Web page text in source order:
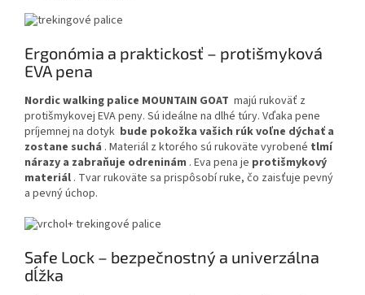
Ergonómia a praktickosť – protišmyková
EVA pena
Nordic walking palice MOUNTAIN GOAT majú rukoväť z
protišmykovej EVA peny. Sú ideálne na dlhé túry. Vďaka pene
príjemnej na dotyk bude pokožka vašich rúk voľne dýchať a
zostane suchá . Materiál z ktorého sú rukoväte vyrobené tlmí
nárazy a zabraňuje odreninám . Eva pena je protišmykový
materiál . Tvar rukoväte sa prispôsobí ruke, čo zaisťuje pevný
a pevný úchop.
Safe Lock – bezpečnostný a univerzálna
dĺžka